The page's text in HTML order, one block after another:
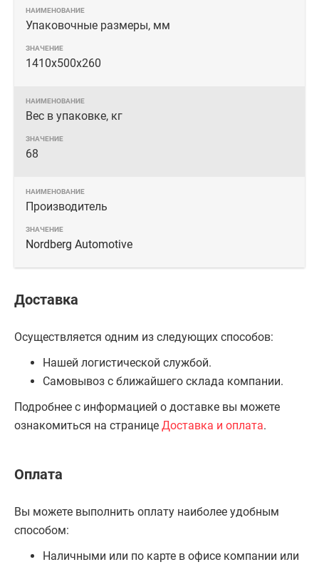
Упаковочные размеры, мм
1410х500х260
Вес в упаковке, кг
68
Производитель
Nordberg Automotive
Доставка
Осуществляется одним из следующих способов:
Нашей логистической службой.
Самовывоз с ближайшего склада компании.
Подробнее с информацией о доставке вы можете
ознакомиться на странице Доставка и оплата.
Оплата
Вы можете выполнить оплату наиболее удобным
способом:
Наличными или по карте в офисе компании или